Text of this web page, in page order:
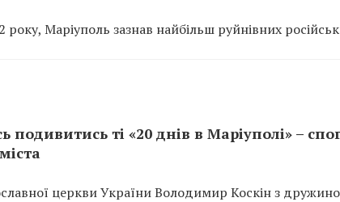
року, Маріуполь зазнав найбільш руйнівних
ті «20 днів в Маріуполі» –
церкви України Володимир Коскін з